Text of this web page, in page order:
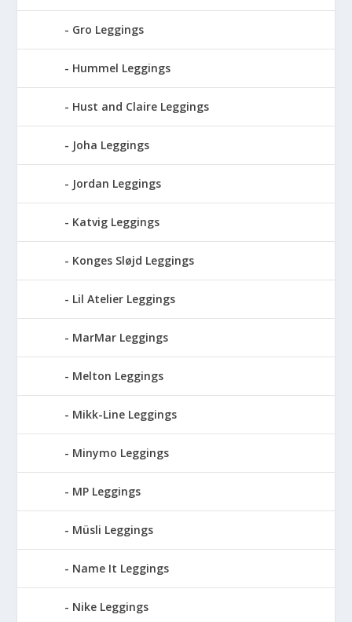
Gro Leggings
Hummel Leggings
Hust and Claire Leggings
Joha Leggings
Jordan Leggings
Katvig Leggings
Konges Sløjd Leggings
Lil Atelier Leggings
MarMar Leggings
Melton Leggings
Mikk-Line Leggings
Minymo Leggings
MP Leggings
Müsli Leggings
Name It Leggings
Nike Leggings